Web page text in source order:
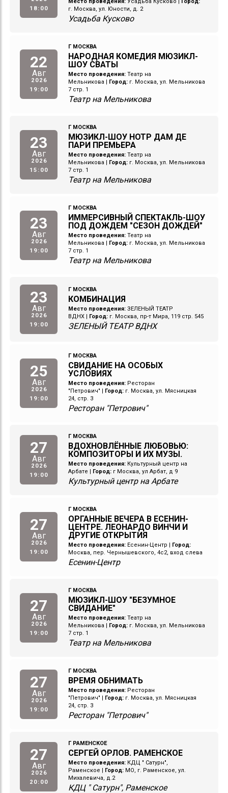
18:00
г. Москва, ул. Юности, д. 2
Усадьба Кусково
22
Авг
2026
19:00
Г МОСКВА
НАРОДНАЯ КОМЕДИЯ МЮЗИКЛ-
ШОУ СВАТЫ
Место проведения: Театр на
Мельникова | Город: г. Москва, ул. Мельникова
7 стр. 1
Театр на Мельникова
23
Авг
2026
15:00
Г МОСКВА
МЮЗИКЛ-ШОУ НОТР ДАМ ДЕ
ПАРИ ПРЕМЬЕРА
Место проведения: Театр на
Мельникова | Город: г. Москва, ул. Мельникова
7 стр. 1
Театр на Мельникова
23
Авг
2026
19:00
Г МОСКВА
ИММЕРСИВНЫЙ СПЕКТАКЛЬ-ШОУ
ПОД ДОЖДЕМ "СЕЗОН ДОЖДЕЙ"
Место проведения: Театр на
Мельникова | Город: г. Москва, ул. Мельникова
7 стр. 1
Театр на Мельникова
23
Авг
2026
19:00
Г МОСКВА
КОМБИНАЦИЯ
Место проведения: ЗЕЛЕНЫЙ ТЕАТР
ВДНХ
Город: г. Москва, пр-т Мира, 119 стр. 545
ЗЕЛЕНЫЙ ТЕАТР ВДНХ
25
Авг
2026
19:00
Г МОСКВА
СВИДАНИЕ НА ОСОБЫХ
УСЛОВИЯХ
Место проведения: Ресторан
"Петрович" | Город: г. Москва, ул. Мясницкая
24, стр. 3
Ресторан "Петрович"
27
Авг
2026
19:00
Г МОСКВА
ВДОХНОВЛЁННЫЕ ЛЮБОВЬЮ:
КОМПОЗИТОРЫ И ИХ МУЗЫ.
Место проведения: Культурный центр на
Арбате | Город: г Москва, ул Арбат, д 9
Культурный центр на Арбате
27
Авг
2026
19:00
Г МОСКВА
ОРГАННЫЕ ВЕЧЕРА В ЕСЕНИН-
ЦЕНТРЕ. ЛЕОНАРДО ВИНЧИ И
ДРУГИЕ ОТКРЫТИЯ
Место проведения: Есенин-Центр | Город:
Москва, пер. Чернышевского, 4с2, вход слева
Есенин-Центр
27
Авг
2026
19:00
Г МОСКВА
МЮЗИКЛ-ШОУ "БЕЗУМНОЕ
СВИДАНИЕ"
Место проведения: Театр на
Мельникова | Город: г. Москва, ул. Мельникова
7 стр. 1
Театр на Мельникова
27
Авг
2026
19:00
Г МОСКВА
ВРЕМЯ ОБНИМАТЬ
Место проведения: Ресторан
"Петрович" | Город: г. Москва, ул. Мясницкая
24, стр. 3
Ресторан "Петрович"
27
Авг
2026
20:00
Г РАМЕНСКОЕ
СЕРГЕЙ ОРЛОВ. РАМЕНСКОЕ
Место проведения: КДЦ " Сатурн",
Раменское | Город: МО, г. Раменское, ул.
Михалевича, д.2
КДЦ " Сатурн", Раменское